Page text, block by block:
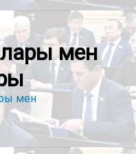
мен
мен